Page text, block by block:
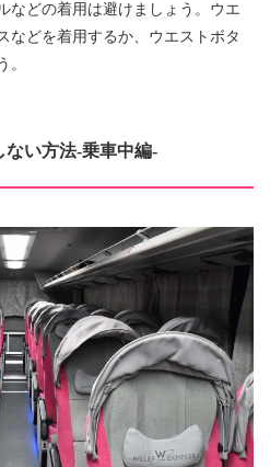
などの着用は避けましょう。ウエ
などを着用するか、ウエストボタ
。
い方法-乗車中編-